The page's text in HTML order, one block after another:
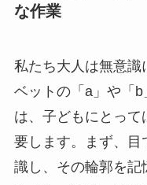
な作業
私たち大人は無意識
ベットの「a」や「
は、子どもにとって
要します。まず、
識し、その輪郭を記